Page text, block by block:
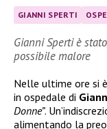
GIANNI SPERTI
Gianni Sperti è
possibile malore
Nelle ultime ore si
in ospedale di
Donne”.
alimentando la